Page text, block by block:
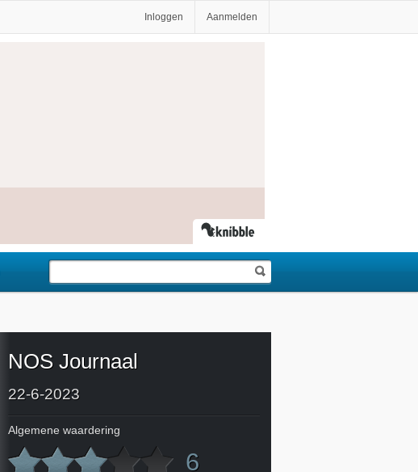
Inloggen Aanmelden
NOS Journaal
22-6-2023
Algemene waardering
6